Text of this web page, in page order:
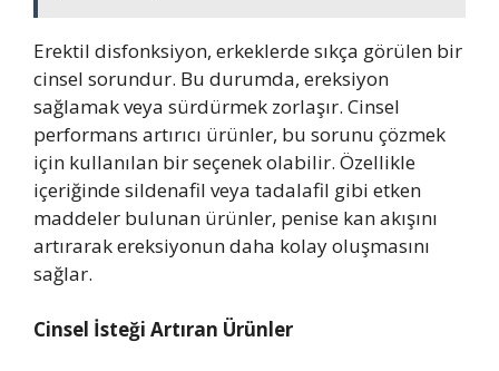
Erektil disfonksiyon, erkeklerde sıkça görülen bir
cinsel sorundur. Bu durumda, ereksiyon
sağlamak veya sürdürmek zorlaşır. Cinsel
performans artırıcı ürünler, bu sorunu çözmek
için kullanılan bir seçenek olabilir. Özellikle
içeriğinde sildenafil veya tadalafil gibi etken
maddeler bulunan ürünler, penise kan akışını
artırarak ereksiyonun daha kolay oluşmasını
sağlar.
Cinsel İsteği Artıran Ürünler